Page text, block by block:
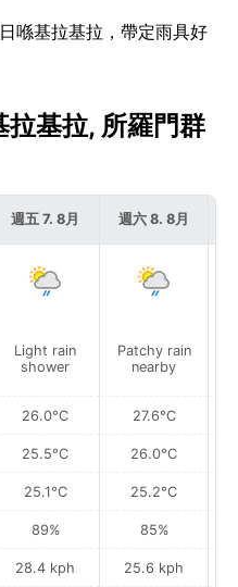
喺基拉基拉，帶定雨具好
基拉, 所羅門群
週五 7. 8月
Light rain
shower
26.0°C
25.5°C
25.1°C
89%
28.4 kph
週六 8. 8月
Patchy rain
nearby
27.6°C
26.0°C
25.2°C
85%
25.6 kph